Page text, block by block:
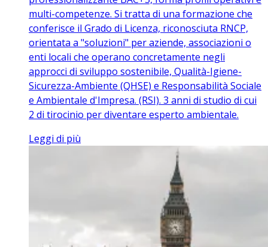
multi-competenze. Si tratta di una formazione che
conferisce il Grado di Licenza, riconosciuta RNCP,
orientata a "soluzioni" per aziende, associazioni o
enti locali che operano concretamente negli
approcci di sviluppo sostenibile, Qualità-Igiene-
Sicurezza-Ambiente (QHSE) e Responsabilità Sociale
e Ambientale d'Impresa. (RSI). 3 anni di studio di cui
2 di tirocinio per diventare esperto ambientale.
Leggi di più